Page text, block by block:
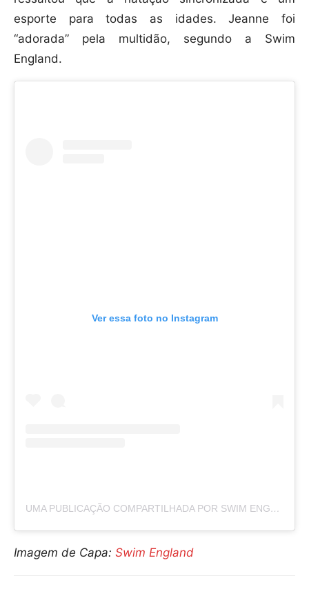
esporte para todas as idades. Jeanne foi
“adorada” pela multidão, segundo a Swim
England.
Ver essa foto no Instagram
UMA PUBLICAÇÃO COMPARTILHADA POR SWIM ENGLAND (@SWIMENGLAND)
Imagem de Capa: Swim England